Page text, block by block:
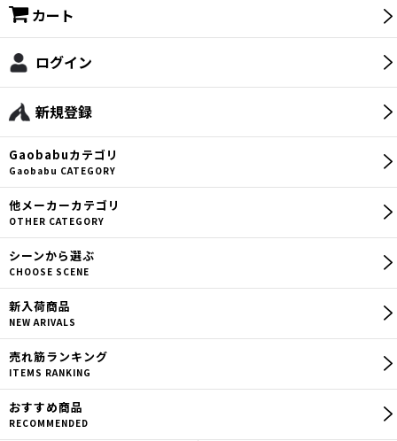
新規登録
ログイン
カート
Gaobabuカテゴリ
Gaobabu CATEGORY
他メーカーカテゴリ
OTHER CATEGORY
シーンから選ぶ
CHOOSE SCENE
新入荷商品
NEW ARIVALS
売れ筋ランキング
ITEMS RANKING
おすすめ商品
RECOMMENDED